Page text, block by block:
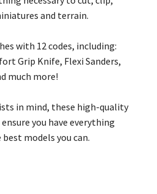
and terrain.
with 12 codes, including:
Grip Knife, Flexi Sanders,
much more!
in mind, these high-quality
you have everything
models you can.